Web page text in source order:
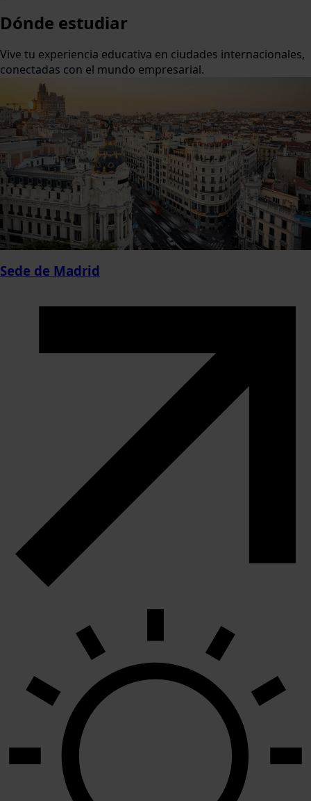
Dónde estudiar
Vive tu experiencia educativa en ciudades internacionales,
conectadas con el mundo empresarial.
Sede de Madrid